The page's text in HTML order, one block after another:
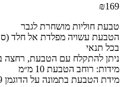
₪169
טבעת חוליות מושחרת לגבר
הטבעת עשויה מפלדת אל חלד
בכל תנאי
ניתן להתקלח עם הטבעת, רחצה
מידות: רוחב הטבעת 10 מ״מ
מידת הטבעת בתמונה על הדוגמן 9